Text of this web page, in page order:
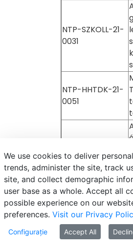
NTP-SZKOLL-21-
0031
NTP-HHTDK-21-
0051
0061
NTP-HHTDK-21-
0068
We use cookies to deliver
trends, administer the site, track
site, and collect demographic
user base as a whole. Accept all
possible experience on our
preferences. Visit our Privacy
Configurație Accept All